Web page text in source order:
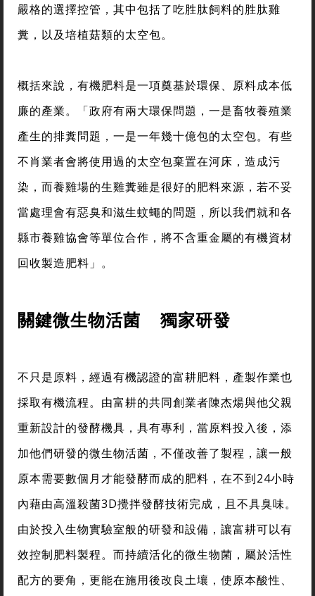
嚴格的選擇控管，其中包括了吃胜肽飼料的胜肽雞
糞，以及培植菇類的太空包。
概括來說，有機肥料是一項奠基於環保、原料成本低
廉的產業。「政府有兩大環保問題，一是畜牧養殖業
產生的排糞問題，一是一年幾十億包的太空包。有些
不肖業者會將使用過的太空包棄置在河床，造成污
染，而養雞場的生雞糞雖是很好的肥料來源，若不妥
當處理會有惡臭和滋生蚊蠅的問題，所以我們就和各
縣市養雞協會等單位合作，將不含重金屬的有機資材
回收製造肥料」。
關鍵微生物活菌 獨家研發
不只是原料，經過有機認證的富耕肥料，產製作業也
採取有機流程。由富耕的共同創業者陳杰煬與他父親
重新設計的發酵機具，具有專利，當原料投入後，添
加他們研發的微生物活菌，不僅改善了製程，讓一般
原本需要數個月才能發酵而成的肥料，在不到24小時
內藉由高溫殺菌3D攪拌發酵技術完成，且不具臭味。
由於投入生物實驗室般的研發和設備，讓富耕可以有
效控制肥料製程。而持續活化的微生物菌，屬於活性
配方的要角，更能在施用後改良土壤，使原本酸性、